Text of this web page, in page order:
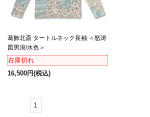
葛飾北斎 タートルネック長袖 ＜怒涛
図男浪/水色＞
在庫切れ
16,500円(税込)
1